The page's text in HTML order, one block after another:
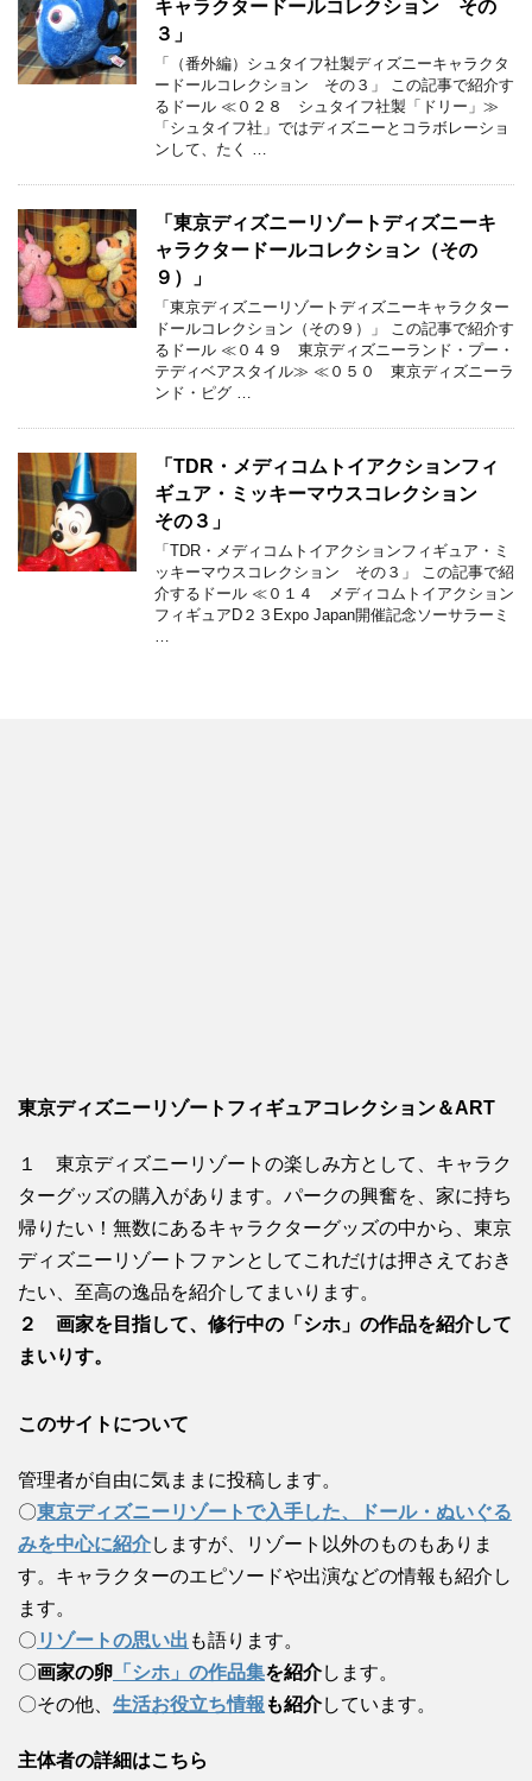
キャラクタードールコレクション その
３」
「（番外編）シュタイフ社製ディズニーキャラクタ
ードールコレクション その３」 この記事で紹介す
るドール ≪０２８ シュタイフ社製「ドリー」≫
「シュタイフ社」ではディズニーとコラボレーショ
ンして、たく …
「東京ディズニーリゾートディズニーキ
ャラクタードールコレクション（その
９）」
「東京ディズニーリゾートディズニーキャラクター
ドールコレクション（その９）」 この記事で紹介す
るドール ≪０４９ 東京ディズニーランド・プー・
テディベアスタイル≫ ≪０５０ 東京ディズニーラ
ンド・ピグ …
「TDR・メディコムトイアクションフィ
ギュア・ミッキーマウスコレクション
その３」
「TDR・メディコムトイアクションフィギュア・ミ
ッキーマウスコレクション その３」 この記事で紹
介するドール ≪０１４ メディコムトイアクション
フィギュアD２３Expo Japan開催記念ソーサラーミ
…
東京ディズニーリゾートフィギュアコレクション＆ART
１ 東京ディズニーリゾートの楽しみ方として、キャラク
ターグッズの購入があります。パークの興奮を、家に持ち
帰りたい！無数にあるキャラクターグッズの中から、東京
ディズニーリゾートファンとしてこれだけは押さえておき
たい、至高の逸品を紹介してまいります。
２ 画家を目指して、修行中の「シホ」の作品を紹介して
まいりす。
このサイトについて
管理者が自由に気ままに投稿します。
〇東京ディズニーリゾートで入手した、ドール・ぬいぐる
みを中心に紹介しますが、リゾート以外のものもありま
す。キャラクターのエピソードや出演などの情報も紹介し
ます。
〇 リゾートの思い出 も語ります。
〇画家の卵 「シホ」の作品集を紹介します。
〇その他、 生活お役立ち情報 も紹介しています。
主体者の詳細はこちら